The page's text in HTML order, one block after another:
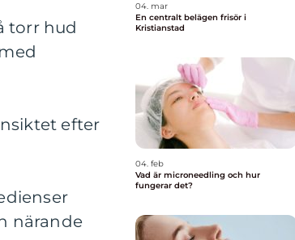
torr hud
efter
närande
04. mar
En centralt belägen frisör i
Kristianstad
04. feb
Vad är microneedling och hur
fungerar det?